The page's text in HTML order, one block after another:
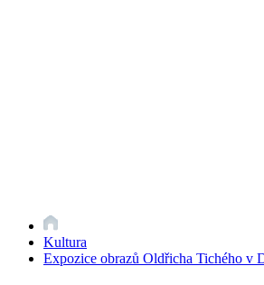
Kultura
Expozice obrazů Oldřicha Tichého v